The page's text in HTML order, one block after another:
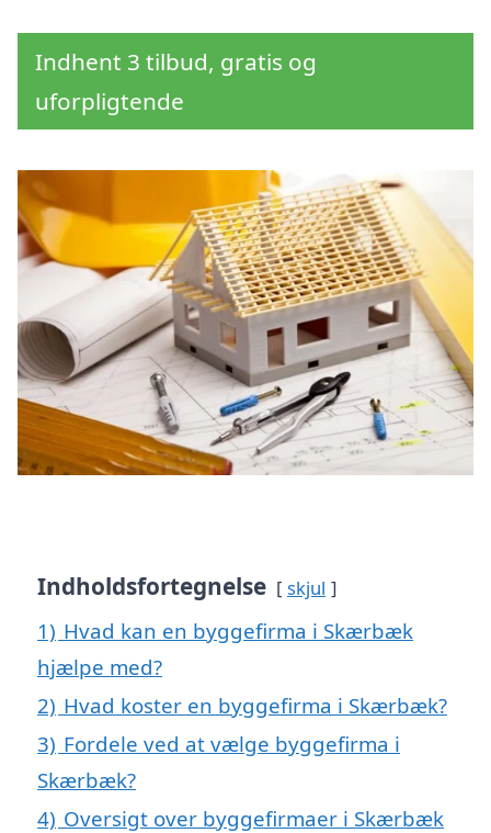
Indhent 3 tilbud, gratis og
uforpligtende
Indholdsfortegnelse skjul
1) Hvad kan en byggefirma i Skærbæk
hjælpe med?
2) Hvad koster en byggefirma i Skærbæk?
3) Fordele ved at vælge byggefirma i
Skærbæk?
4) Oversigt over byggefirmaer i Skærbæk